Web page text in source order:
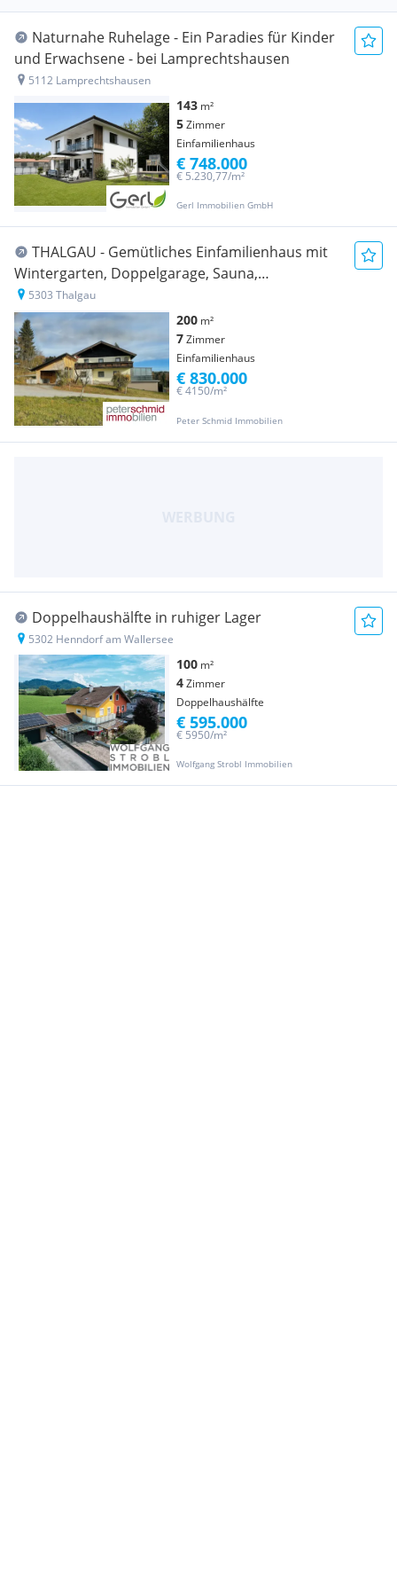
Naturnahe Ruhelage - Ein Paradies für Kinder
und Erwachsene - bei Lamprechtshausen
5112 Lamprechtshausen
143 m²
5Zimmer
Einfamilienhaus
Gerl Immobilien GmbH
€ 5.230,77/m²
€ 748.000
THALGAU - Gemütliches Einfamilienhaus mit
Wintergarten, Doppelgarage, Sauna,
Solaranlage, Kachelofen uvm.
5303 Thalgau
200 m²
7Zimmer
Einfamilienhaus
Peter Schmid Immobilien
€ 4150/m²
€ 830.000
Doppelhaushälfte in ruhiger Lager
5302 Henndorf am Wallersee
100 m²
4Zimmer
Doppelhaushälfte
Wolfgang Strobl Immobilien
€ 5950/m²
€ 595.000